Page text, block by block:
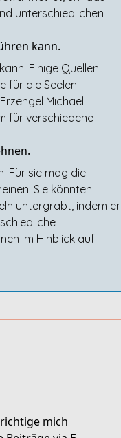
unterschiedlichen
kann.
Einige Quellen
für die Seelen
Michael
für verschiedene
Für sie mag die
Sie könnten
untergräbt, indem er
im Hinblick auf
mich